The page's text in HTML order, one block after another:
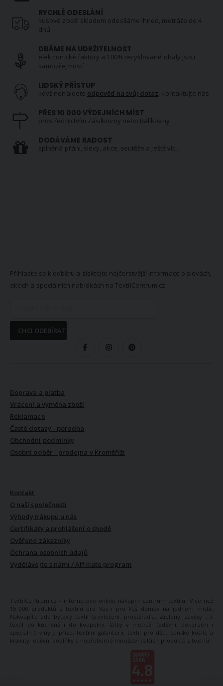
RYCHLÉ ODESLÁNÍ
kusové zboží skladem odesíláme ihned, metráže do 4
dnů
DBÁME NA UDRŽITELNOST
elektronické faktury a 100% recyklované obaly jsou
samozřejmostí
LIDSKÝ PŘÍSTUP
když nenajdete odpověď na svůj dotaz, kontaktujte nás
PŘES 10 000 VÝDEJNÍCH MÍST
prostřednictvím Zásilkovny nebo Balíkovny
DODÁVÁME RADOST
splněná přání, slevy, akce, soutěže a ještě víc...
Přihlaste se k odběru a získtejte nejčerstvější informace o slevách,
akcích a speciálních nabídkách na TextilCentrum.cz.
CHCI ODEBÍRAT
Doprava a platba
Vrácení a výměna zboží
Reklamace
Časté dotazy - poradna
Obchodní podmínky
Osobní odběr - prodejna v Kroměříži
Kontakt
O naší společnosti
Výhody nákupu u nás
Certifikáty a prohlášení o shodě
Ověřeno zákazníky
Ochrana osobních údajů
Vydělávejte s námi / Affiliate program
TextilCentrum.cz - internetové online nákupní centrum textilu. Více než
15 000 produktů z textilu pro Vás i pro Váš domov na jednom místě.
Nakoupíte zde bytový textil (povlečení, prostěradla, záclony, závěsy ...),
textil do kuchyně i do koupelny, látky v metráži (oděvní, dekorační i
speciální), vlny a příze, textilní galanterii, textil pro děti, pánské košile a
kravaty, oděvní doplňky a nepřeberné množství dalších produktů z textilu.